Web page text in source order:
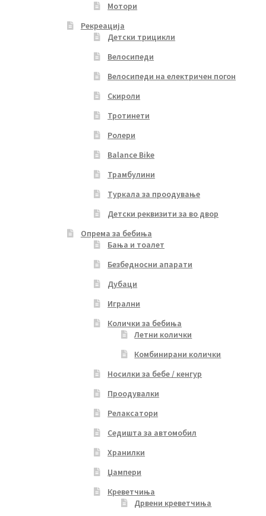
Мотори
Рекреација
Детски трицикли
Велосипеди
Велосипеди на електричен погон
Скироли
Тротинети
Ролери
Balance Bike
Трамбулини
Туркала за проодување
Детски реквизити за во двор
Опрема за бебиња
Бања и тоалет
Безбедносни апарати
Дубаци
Игрални
Колички за бебиња
Летни колички
Комбинирани колички
Носилки за бебе / кенгур
Проодувалки
Релаксатори
Седишта за автомобил
Хранилки
Џампери
Креветчиња
Дрвени креветчиња